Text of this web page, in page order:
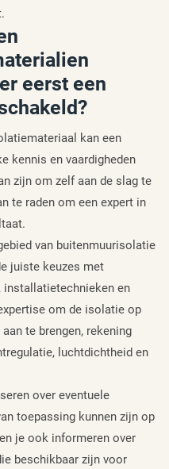
eerst een
kan een
kennis en vaardigheden
zijn om zelf aan de slag te
te raden om een expert in
van buitenmuurisolatie
juiste keuzes met
en
om de isolatie op
te brengen, rekening
luchtdichtheid en
over eventuele
toepassing kunnen zijn op
je ook informeren over
beschikbaar zijn voor